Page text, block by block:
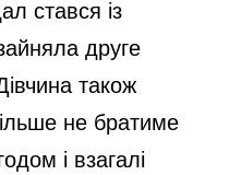
стався із
друге
також
не братиме
і взагалі